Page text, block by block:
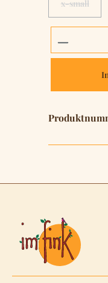
x-small
(Diese
Produkt